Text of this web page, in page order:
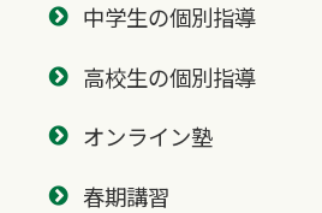
中学生の個別指導
高校生の個別指導
オンライン塾
春期講習